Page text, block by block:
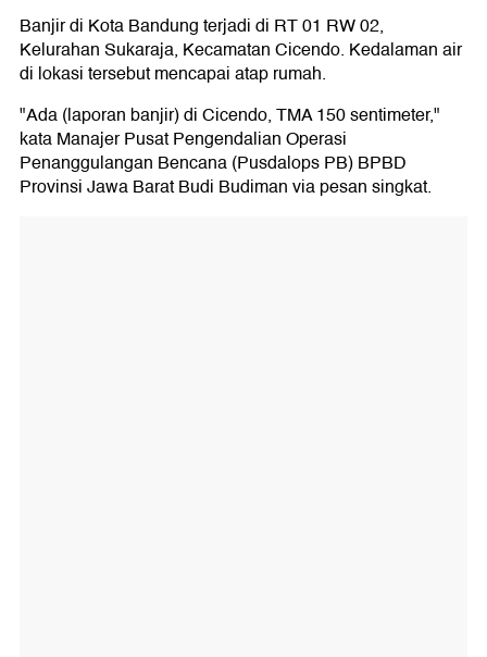
Banjir di Kota Bandung terjadi di RT 01 RW 02,
Kelurahan Sukaraja, Kecamatan Cicendo. Kedalaman air
di lokasi tersebut mencapai atap rumah.
"Ada (laporan banjir) di Cicendo, TMA 150 sentimeter,"
kata Manajer Pusat Pengendalian Operasi
Penanggulangan Bencana (Pusdalops PB) BPBD
Provinsi Jawa Barat Budi Budiman via pesan singkat.